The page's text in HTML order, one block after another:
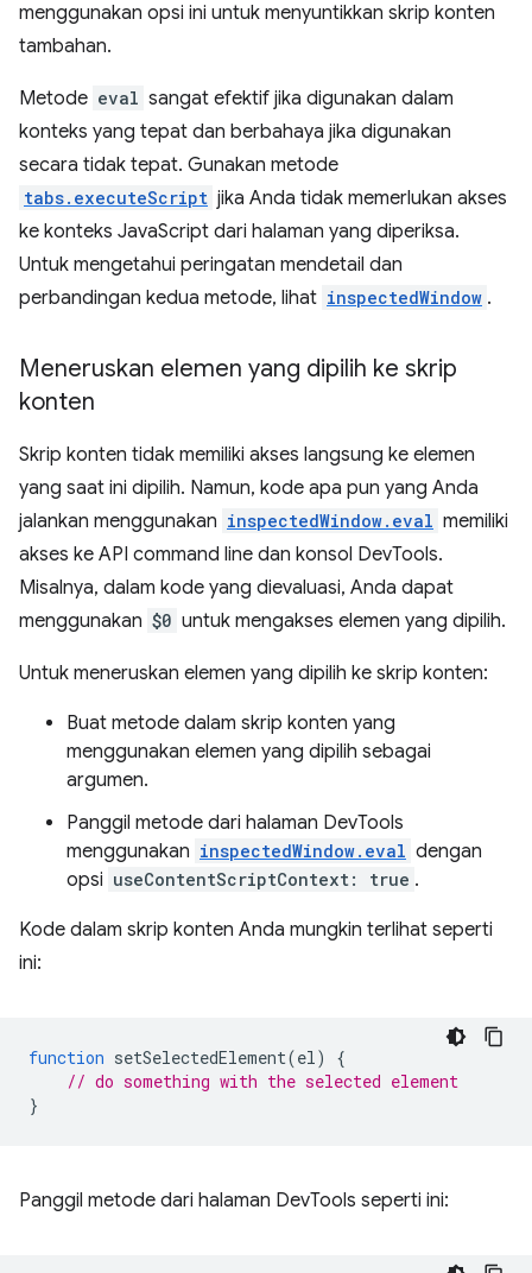
menggunakan opsi ini untuk menyuntikkan skrip konten
tambahan.
Metode eval sangat efektif jika digunakan dalam
konteks yang tepat dan berbahaya jika digunakan
secara tidak tepat. Gunakan metode
tabs.executeScript jika Anda tidak memerlukan akses
ke konteks JavaScript dari halaman yang diperiksa.
Untuk mengetahui peringatan mendetail dan
perbandingan kedua metode, lihat inspectedWindow .
Meneruskan elemen yang dipilih ke skrip
konten
Skrip konten tidak memiliki akses langsung ke elemen
yang saat ini dipilih. Namun, kode apa pun yang Anda
jalankan menggunakan inspectedWindow.eval memiliki
akses ke API command line dan konsol DevTools.
Misalnya, dalam kode yang dievaluasi, Anda dapat
menggunakan $0 untuk mengakses elemen yang dipilih.
Untuk meneruskan elemen yang dipilih ke skrip konten:
Buat metode dalam skrip konten yang
menggunakan elemen yang dipilih sebagai
argumen.
Panggil metode dari halaman DevTools
menggunakan inspectedWindow.eval dengan
opsi useContentScriptContext: true .
Kode dalam skrip konten Anda mungkin terlihat seperti
ini:
function setSelectedElement(el)
{
// do something with the selected element
}
Panggil metode dari halaman DevTools seperti ini: